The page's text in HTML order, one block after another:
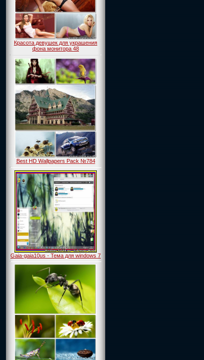
Красота девушек для украшения
фона монитора 48
Best HD Wallpapers Pack №784
Gaia-gaia10us - Тема для windows 7